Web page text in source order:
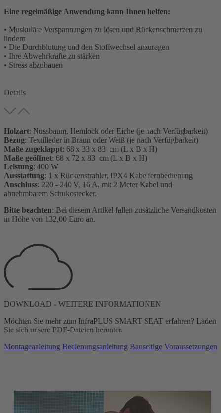
Eine regelmäßige Anwendung kann Ihnen helfen:
• Muskuläre Verspannungen zu lösen und Rückenschmerzen zu
lindern
• Die Durchblutung und den Stoffwechsel anzuregen
• Ihre Abwehrkräfte zu stärken
• Stress abzubauen
Details
Holzart: Nussbaum, Hemlock oder Eiche (je nach Verfügbarkeit)
Bezug: Textilleder in Braun oder Weiß (je nach Verfügbarkeit)
Maße zugeklappt: 68 x 33 x 83 cm (L x B x H)
Maße geöffnet: 68 x 72 x 83 cm (L x B x H)
Leistung: 400 W
Ausstattung: 1 x Rückenstrahler, IPX4 Kabelfernbedienung
Anschluss: 220 - 240 V, 16 A, mit 2 Meter Kabel und
abnehmbarem Schukostecker.
Bitte beachten: Bei diesem Artikel fallen zusätzliche Versandkosten
in Höhe von 132,00 Euro an.
DOWNLOAD - WEITERE INFORMATIONEN
Möchten Sie mehr zum InfraPLUS SMART SEAT erfahren? Laden
Sie sich unsere PDF-Dateien herunter.
Montageanleitung Bedienungsanleitung Bauseitige Voraussetzungen